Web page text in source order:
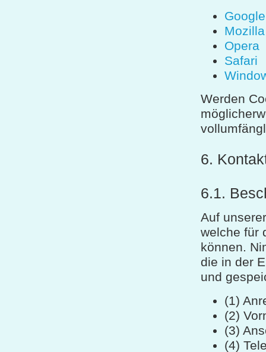
Opera
Safari
Werden
6.
6.1.
Auf
welche für
können.
die in der
und
(1)
(2)
(3)
(4)